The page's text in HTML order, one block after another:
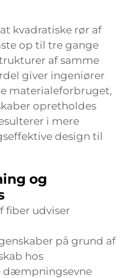
kvadratiske rør af
op til tre gange
af samme
giver ingeniører
materialeforbruget,
opretholdes
i mere
design til
og
fiber udviser
på grund af
hos
dæmpningsevne